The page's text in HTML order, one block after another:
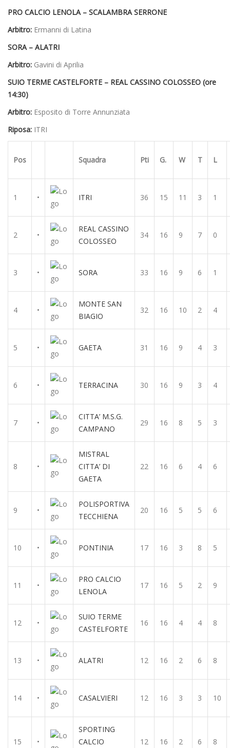
PRO CALCIO LENOLA – SCALAMBRA SERRONE
Arbitro: Ermanni di Latina
SORA – ALATRI
Arbitro: Gavini di Aprilia
SUIO TERME CASTELFORTE – REAL CASSINO COLOSSEO (ore
14:30)
Arbitro: Esposito di Torre Annunziata
Riposa: ITRI
Pos Squadra Pti G. W T L
1 • ITRI 36 15 11 3 1
2 •
REAL CASSINO
COLOSSEO
34 16 9 7 0
3 • SORA 33 16 9 6 1
4 •
MONTE SAN
BIAGIO
32 16 10 2 4
5 • GAETA 31 16 9 4 3
6 • TERRACINA 30 16 9 3 4
7 •
CITTA’ M.S.G.
CAMPANO
29 16 8 5 3
8 •
MISTRAL
CITTA’ DI
GAETA
22 16 6 4 6
9 •
POLISPORTIVA
TECCHIENA
20 16 5 5 6
10 • PONTINIA 17 16 3 8 5
11 •
PRO CALCIO
LENOLA
17 16 5 2 9
12 •
SUIO TERME
CASTELFORTE
16 16 4 4 8
13 • ALATRI 12 16 2 6 8
14 • CASALVIERI 12 16 3 3 10
15 •
SPORTING
CALCIO
12 16 2 6 8